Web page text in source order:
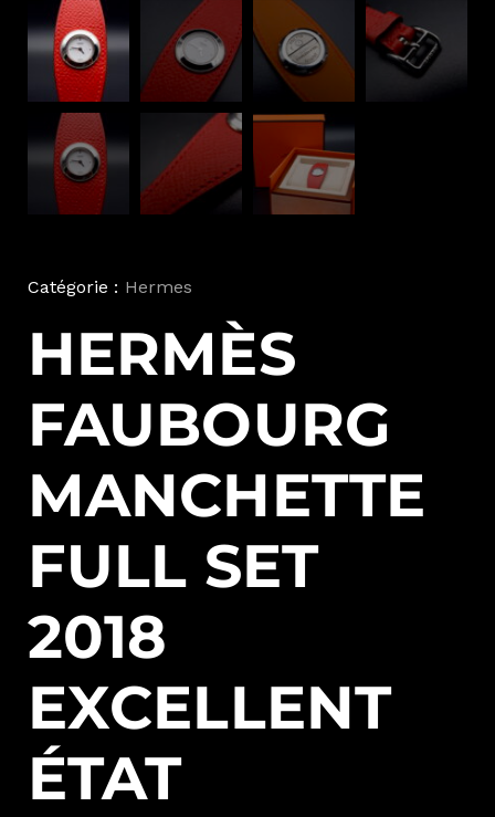
Catégorie : Hermes
HERMÈS
FAUBOURG
MANCHETTE
FULL SET
2018
EXCELLENT
ÉTAT